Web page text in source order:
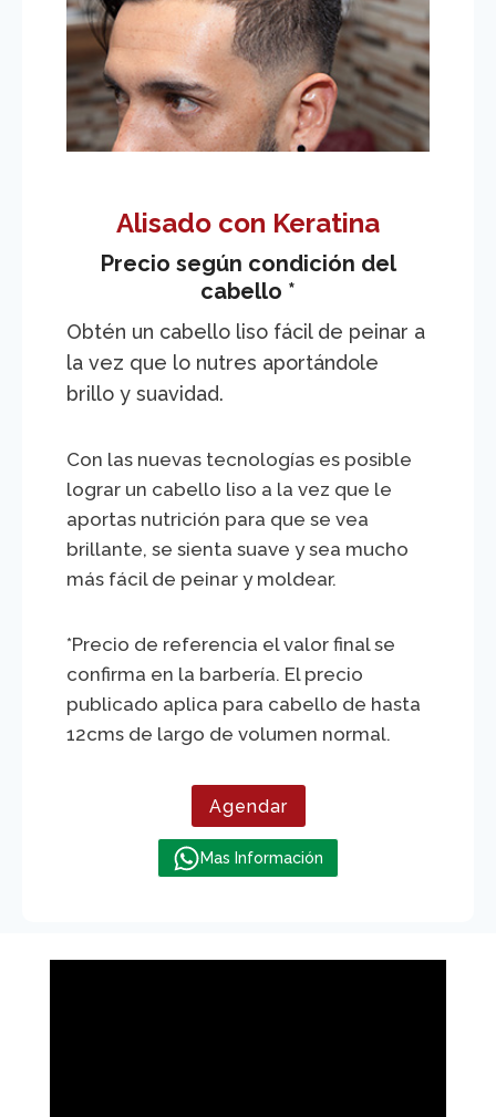
Alisado con Keratina
Precio según condición del
cabello *
Obtén un cabello liso fácil de peinar a
la vez que lo nutres aportándole
brillo y suavidad.
Con las nuevas tecnologías es posible
lograr un cabello liso a la vez que le
aportas nutrición para que se vea
brillante, se sienta suave y sea mucho
más fácil de peinar y moldear.
*Precio de referencia el valor final se
confirma en la barbería. El precio
publicado aplica para cabello de hasta
12cms de largo de volumen normal.
Agendar
Mas Información